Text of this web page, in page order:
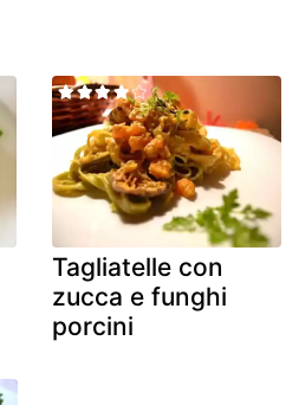
Tagliatelle con
zucca e funghi
porcini